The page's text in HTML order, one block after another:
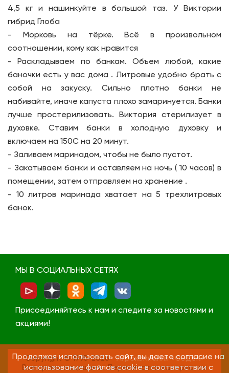
4,5 кг и нашинкуйте в большой таз. У Виктории
гибрид Глоба
- Морковь на тёрке. Всё в произвольном
соотношении, кому как нравится
- Раскладываем по банкам. Объем любой, какие
баночки есть у вас дома . Литровые удобно брать с
собой на закуску. Сильно плотно банки не
набивайте, иначе капуста плохо замаринуется. Банки
лучше простерилизовать. Виктория стерилизует в
духовке. Ставим банки в холодную духовку и
включаем на 150С на 20 минут.
- Заливаем маринадом, чтобы не было пустот.
- Закатываем банки и оставляем на ночь ( 10 часов) в
помещении, затем отправляем на хранение .
- 10 литров маринада хватает на 5 трехлитровых
банок.
МЫ В СОЦИАЛЬНЫХ СЕТЯХ
Присоединяйтесь к нам и следите за новостями и
акциями!
Copyright © 1995-2026
Агрокомпания «СеДеК»
Все права защищены. Перепечатка материалов
Продолжая использовать сайт, вы даете согласие на
использование файлов cookie в соответствии с